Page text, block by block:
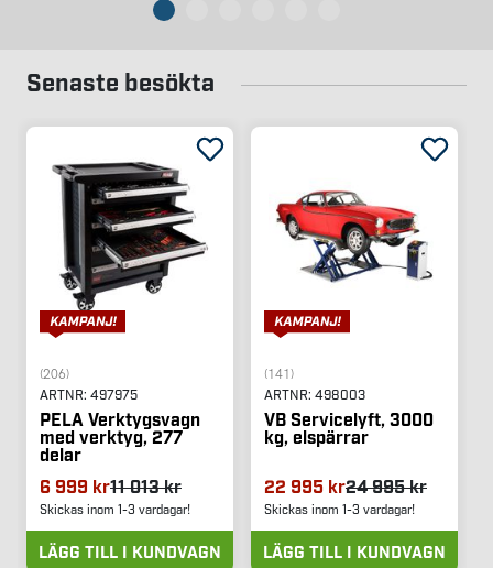
Senaste besökta
(206)
ARTNR: 497975
PELA Verktygsvagn
med verktyg, 277
delar
6 999 kr11 013 kr
Skickas inom 1-3 vardagar!
LÄGG TILL I KUNDVAGN
(141)
ARTNR: 498003
VB Servicelyft, 3000
kg, elspärrar
22 995 kr24 995 kr
Skickas inom 1-3 vardagar!
LÄGG TILL I KUNDVAGN